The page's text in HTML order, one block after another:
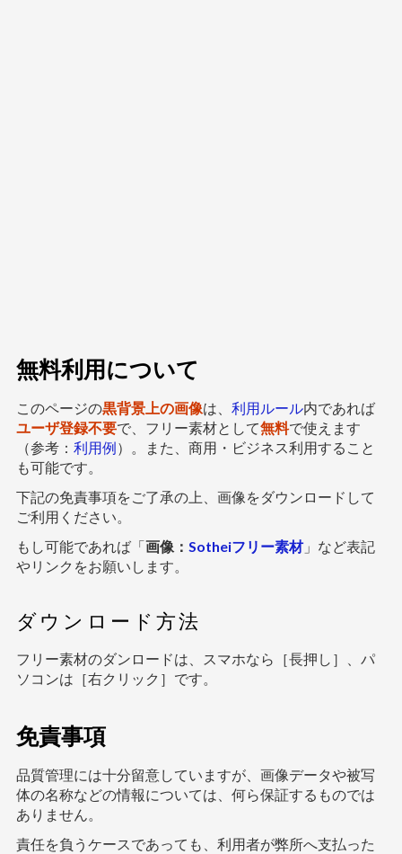
無料利用について
このページの黒背景上の画像は、 利用ルール内であれば
ユーザ登録不要で、フリー素材として無料で使えます
（参考： 利用例）。また、商用・ビジネス利用すること
も可能です。
下記の免責事項をご了承の上、画像をダウンロードして
ご利用ください。
もし可能であれば「画像： Sotheiフリー素材」など表記
やリンクをお願いします。
ダウンロード方法
フリー素材のダンロードは、スマホなら［長押し］、パ
ソコンは［右クリック］です。
免責事項
品質管理には十分留意していますが、画像データや被写
体の名称などの情報については、何ら保証するものでは
ありません。
責任を負うケースであっても、利用者が弊所へ支払った